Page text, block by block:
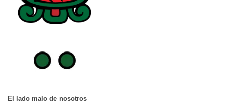
El lado malo de nosotros